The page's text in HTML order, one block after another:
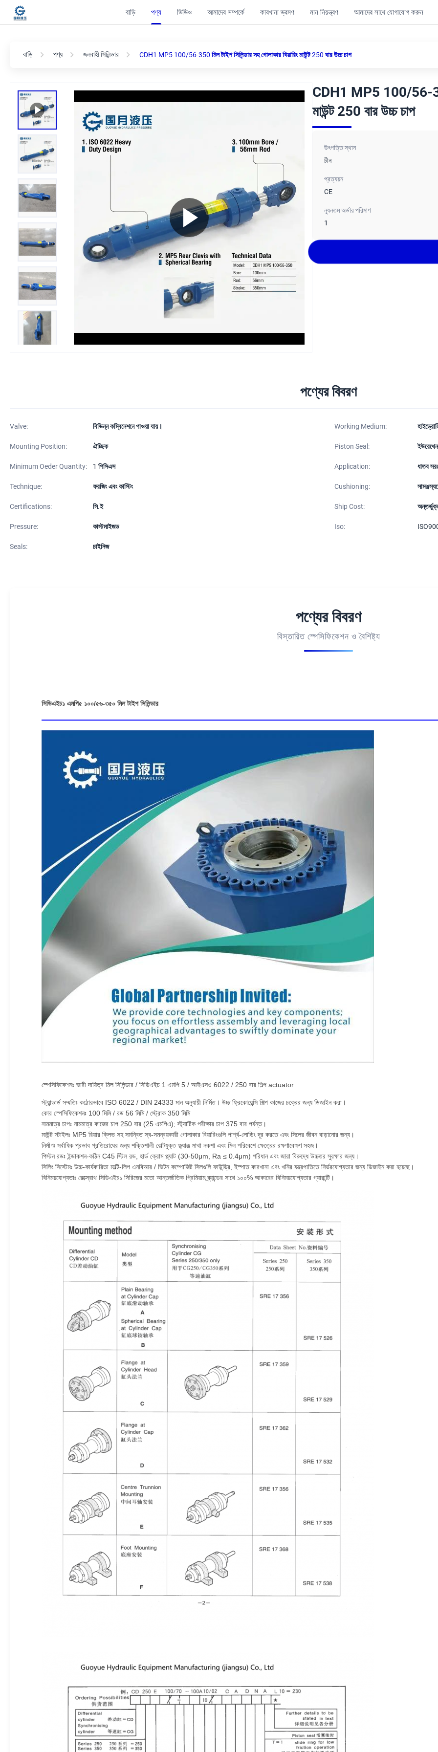
বাড়ি পণ্য ভিডিও আমাদের সম্পর্কে কারখানা ভ্রমণ মান নিয়ন্ত্রণ আমাদের সাথে যোগাযোগ করুন
বাড়ি পণ্য জলবাহী সিলিন্ডার CDH1 MP5 100/56-350 মিল টাইপ সিলিন্ডার সহ গোলাকার বিয়ারিং মাউন্ট 250 বার উচ্চ চাপ
CDH1 MP5 100/56-350
মাউন্ট 250 বার উচ্চ চাপ
উৎপত্তি স্থান
চীন
প্রত্যয়ন
CE
ন্যূনতম অর্ডার পরিমাণ
1
পণ্যের বিবরণ
Valve: বিভিন্ন কম্বিনেশনে পাওয়া যায়। Working Medium:
Mounting Position: ঐচ্ছিক Piston Seal:
Minimum Oeder Quantity: 1 পিসিএস Application: ধাতব
Technique: ফরজিং এবং কাস্টিং Cushioning:
Certifications: সি.ই Ship Cost:
Pressure: কাস্টমাইজড Iso:
Seals: চাইনিজ
পণ্যের বিবরণ
বিস্তারিত স্পেসিফিকেশন ও বৈশিষ্ট্য
সিডিএইচ১ এমপি৫ ১০০/৫৬-৩৫০ মিল টাইপ সিলিন্ডার
স্পেসিফিকেশনঃ ভারী দায়িত্ব মিল সিলিন্ডার / সিডিএইচ 1 এমপি 5 / আইএসও 6022 / 250 বার শিল্প actuator
স্ট্যান্ডার্ড সম্মতিঃ কঠোরভাবে ISO 6022 / DIN 24333 মান অনুযায়ী নির্মিত। উচ্চ ফ্রিকোয়েন্সি শিল্প কাজের চক্রের জন্য ডিজাইন করা।
কোর স্পেসিফিকেশনঃ 100 মিমি / রড 56 মিমি / স্ট্রোক 350 মিমি
নামমাত্র চাপঃ নামমাত্র কাজের চাপ 250 বার (25 এমপিএ); স্ট্যাটিক পরীক্ষার চাপ 375 বার পর্যন্ত।
মাউন্ট স্টাইলঃ MP5 রিয়ার ক্লিভ সহ সমন্বিত স্ব-সমন্বয়কারী গোলাকার বিয়ারিংগুলি পার্শ্ব-লোডিং দূর করতে এবং সিলের জীবন বাড়ানোর জন্য।
নির্মাণঃ সর্বাধিক প্রভাব প্রতিরোধের জন্য শক্তিশালী বোল্টযুক্ত ফ্ল্যাঞ্জ মাথা নকশা এবং মিল পরিবেশে ক্ষেত্রের রক্ষণাবেক্ষণ সহজ।
পিস্টন রডঃ ইন্ডাকশন-কঠিন C45 স্টিল রড, হার্ড ক্রোম প্ল্যাট (30-50μm, Ra ≤ 0.4μm) পরিধান এবং জারা বিরুদ্ধে উচ্চতর সুরক্ষার জন্য।
সিলিং সিস্টেমঃ উচ্চ-কার্যকারিতা মাল্টি-লিপ এনবিআর / ভিটন কম্পোজিট সিলগুলি ফাউন্ড্রি, ইস্পাত কারখানা এবং খনির যন্ত্রপাতিতে নির্ভরযোগ্যতার জন্য ডিজাইন করা হয়েছে।
বিনিময়যোগ্যতাঃ রেক্স্রোথ সিডিএইচ১ সিরিজের মতো আন্তর্জাতিক প্রিমিয়াম ব্র্যান্ডের সাথে ১০০% আকারের বিনিময়যোগ্যতার গ্যারান্টি।